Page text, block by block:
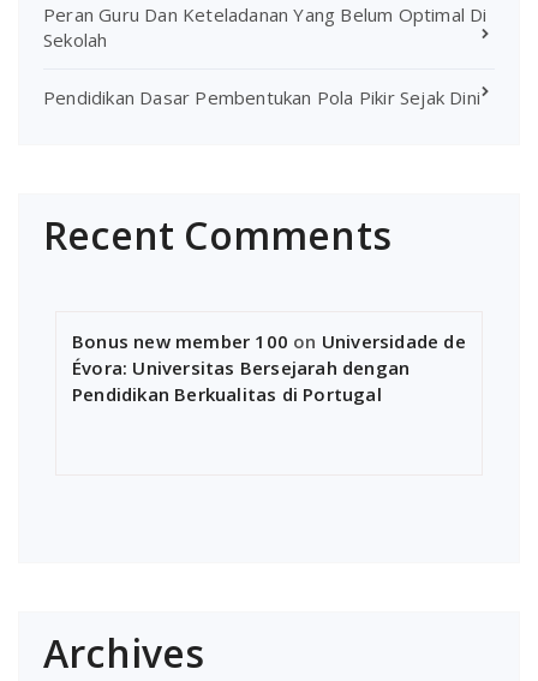
Peran Guru Dan Keteladanan Yang Belum Optimal Di
Sekolah
Pendidikan Dasar Pembentukan Pola Pikir Sejak Dini
Recent Comments
Bonus new member 100 on Universidade de
Évora: Universitas Bersejarah dengan
Pendidikan Berkualitas di Portugal
Archives